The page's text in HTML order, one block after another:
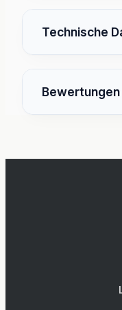
Technische
Bewertungen